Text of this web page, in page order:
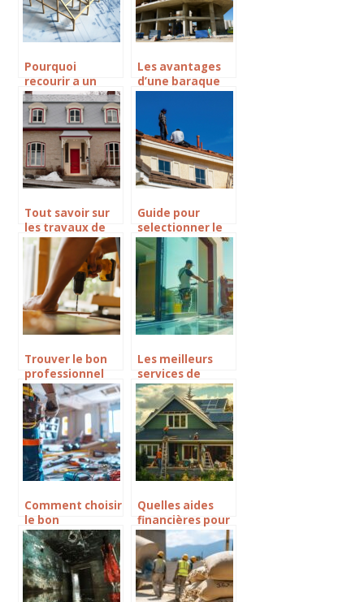
Pourquoi
recourir a un
architecte pour
construire sa
maison ?
Les avantages
d’une baraque
de chantier
monobloc pour
une construction
rapide et flexible
Tout savoir sur
les travaux de
toiture a Lille
Guide pour
selectionner le
bon couvreur a
la celle-saint-
cloud
Trouver le bon
professionnel
pour installer ou
remplacer une
vitrine de
magasin
Les meilleurs
services de
vitrerie et
miroiterie à
maisons-alfort :
interventions
rapides et de
qualité
Comment choisir
le bon
électricien pour
la rénovation de
votre maison à
Caen et ses
environs
Quelles aides
financières pour
vos travaux de
rénovation
extérieure ?